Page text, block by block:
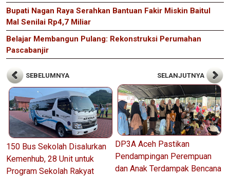
Bupati Nagan Raya Serahkan Bantuan Fakir Miskin Baitul
Mal Senilai Rp4,7 Miliar
Belajar Membangun Pulang: Rekonstruksi Perumahan
Pascabanjir
SEBELUMNYA
150 Bus Sekolah Disalurkan
Kemenhub, 28 Unit untuk
Program Sekolah Rakyat
SELANJUTNYA
DP3A Aceh Pastikan
Pendampingan Perempuan
dan Anak Terdampak Bencana